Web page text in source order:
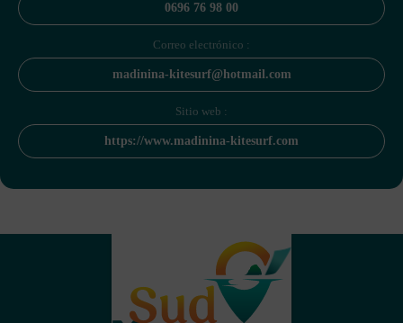
0696 76 98 00
Correo electrónico :
madinina-kitesurf@hotmail.com
Sitio web :
https://www.madinina-kitesurf.com